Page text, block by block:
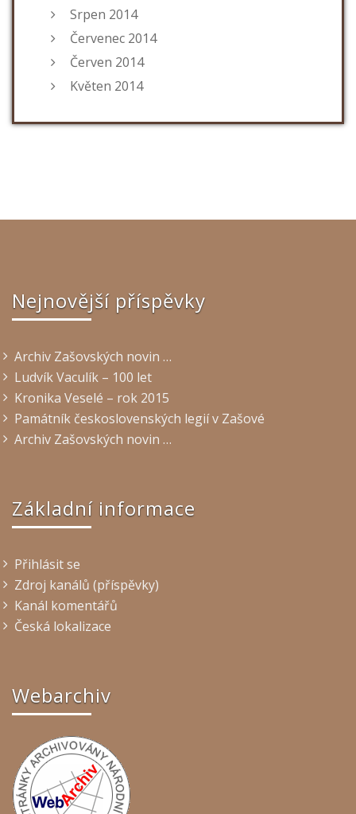
Srpen 2014
Červenec 2014
Červen 2014
Květen 2014
Nejnovější příspěvky
Archiv Zašovských novin …
Ludvík Vaculík – 100 let
Kronika Veselé – rok 2015
Památník československých legií v Zašové
Archiv Zašovských novin …
Základní informace
Přihlásit se
Zdroj kanálů (příspěvky)
Kanál komentářů
Česká lokalizace
Webarchiv